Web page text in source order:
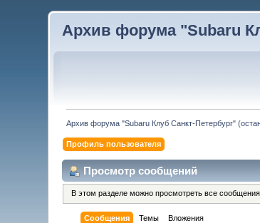
Архив форума "Subaru
Архив форума "Subaru Клуб Санкт-Петербург"
Профиль пользователя
Просмотр сообщений
В этом разделе можно просмотреть все
Сообщения Темы Вложения